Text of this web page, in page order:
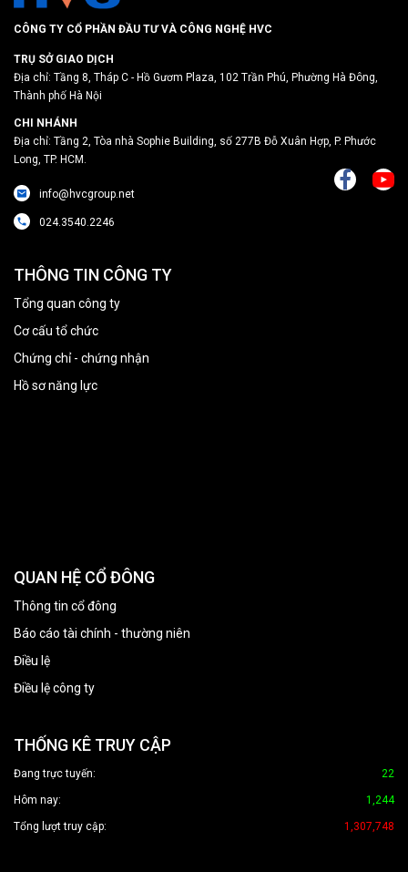
CÔNG TY CỔ PHẦN ĐẦU TƯ VÀ CÔNG NGHỆ HVC
TRỤ SỞ GIAO DỊCH
Địa chỉ: Tầng 8, Tháp C - Hồ Gươm Plaza, 102 Trần Phú, Phường Hà Đông,
Thành phố Hà Nội
CHI NHÁNH
Địa chỉ: Tầng 2, Tòa nhà Sophie Building, số 277B Đỗ Xuân Hợp, P. Phước
Long, TP. HCM.
info@hvcgroup.net
024.3540.2246
THÔNG TIN CÔNG TY
Tổng quan công ty
Cơ cấu tổ chức
Chứng chỉ - chứng nhận
Hồ sơ năng lực
QUAN HỆ CỔ ĐÔNG
Thông tin cổ đông
Báo cáo tài chính - thường niên
Điều lệ
Điều lệ công ty
THỐNG KÊ TRUY CẬP
Đang trực tuyến: 22
Hôm nay: 1,244
Tổng lượt truy cập: 1,307,748